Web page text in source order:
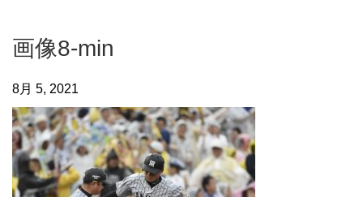
画像8-min
8月 5, 2021